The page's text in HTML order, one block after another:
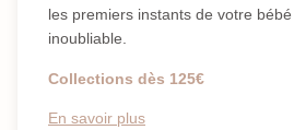
les premiers instants de votre
inoubliable.
Collections dès 125€
En savoir plus